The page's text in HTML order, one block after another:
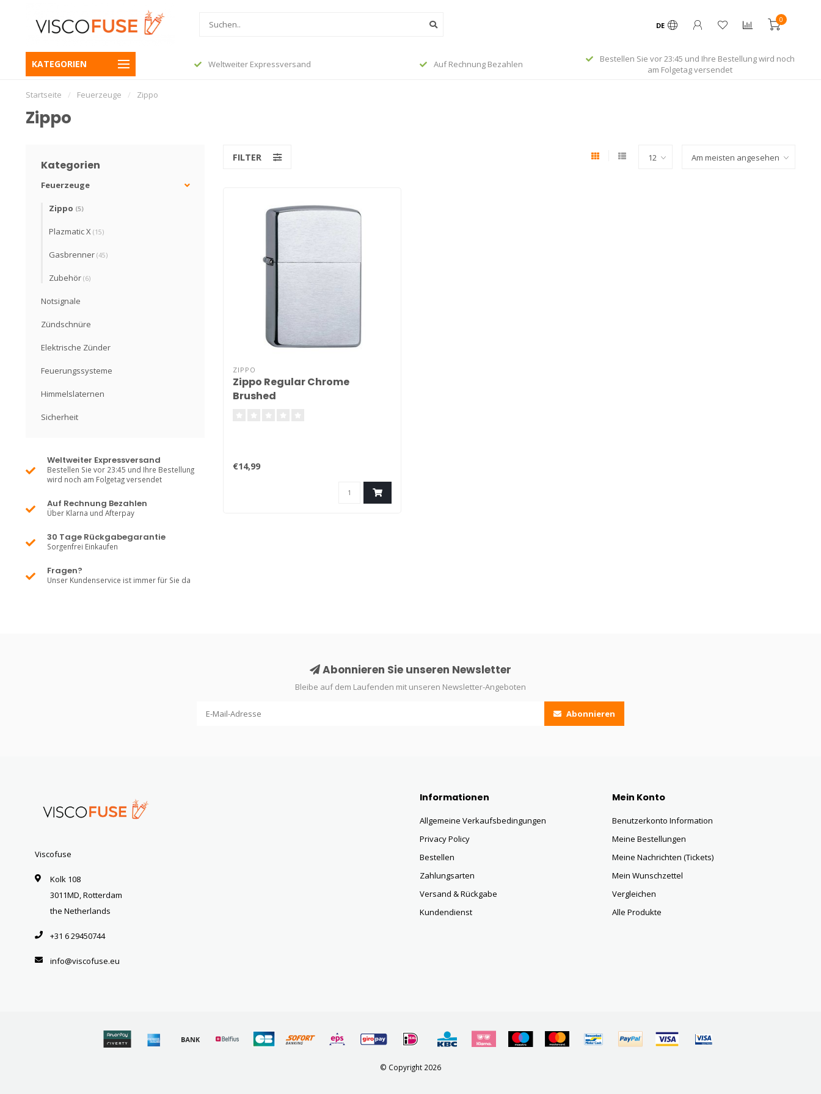
DE
0
KATEGORIEN
23:45 und Ihre Bestellung wird noch
Folgetag versendet
Weltweiter Expressversand Auf Rechnung Bezahlen
Bestellen Sie vor 23:45 und Ihre Bestellung wird noch
am Folgetag versendet
Startseite / Feuerzeuge / Zippo
Zippo
Kategorien
Feuerzeuge
Zippo (5)
Plazmatic X (15)
Gasbrenner (45)
Zubehör (6)
Notsignale
Zündschnüre
Elektrische Zünder
Feuerungssysteme
Himmelslaternen
Sicherheit
Weltweiter Expressversand
Bestellen Sie vor 23:45 und Ihre Bestellung
wird noch am Folgetag versendet
Auf Rechnung Bezahlen
Über Klarna und Afterpay
30 Tage Rückgabegarantie
Sorgenfrei Einkaufen
Fragen?
Unser Kundenservice ist immer für Sie da
FILTER
ZIPPO
Zippo Regular Chrome
Brushed
€14,99
Abonnieren Sie unseren Newsletter
Bleibe auf dem Laufenden mit unseren Newsletter-Angeboten
Abonnieren
Viscofuse
Kolk 108
3011MD, Rotterdam
the Netherlands
+31 6 29450744
info@viscofuse.eu
Informationen
Allgemeine Verkaufsbedingungen
Privacy Policy
Bestellen
Zahlungsarten
Versand & Rückgabe
Kundendienst
Mein Konto
Benutzerkonto Information
Meine Bestellungen
Meine Nachrichten (Tickets)
Mein Wunschzettel
Vergleichen
Alle Produkte
© Copyright 2026